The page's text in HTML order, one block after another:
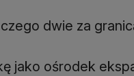
dwie za
jako ośrodek